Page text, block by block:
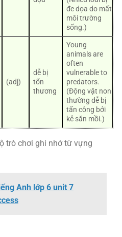
đe dọa do mất
môi trường
sống.)
(adj)
dễ bị
tổn
thương
Young
animals are
often
vulnerable to
predators.
(Động vật non
thường dễ bị
tấn công bởi
kẻ săn mồi.)
trò chơi ghi nhớ từ vựng
Anh lớp 6 unit 7